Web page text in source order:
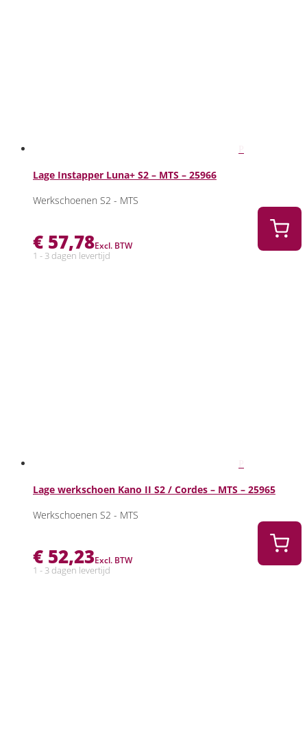
Lage Instapper Luna+ S2 – MTS – 25966
Werkschoenen S2 - MTS
€ 57,78Excl. BTW
1 - 3 dagen levertijd
Lage werkschoen Kano II S2 / Cordes – MTS – 25965
Werkschoenen S2 - MTS
€ 52,23Excl. BTW
1 - 3 dagen levertijd